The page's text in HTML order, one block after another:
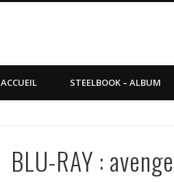
ACCUEIL STEELBOOK – ALBUM
BLU-RAY :